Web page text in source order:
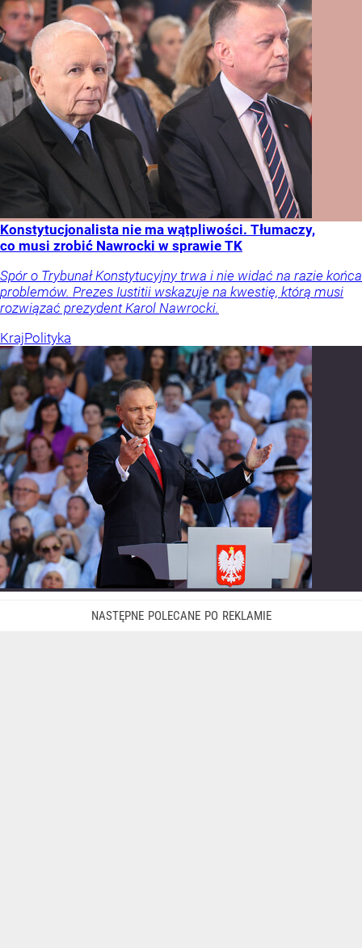
Konstytucjonalista nie ma wątpliwości. Tłumaczy,
co musi zrobić Nawrocki w sprawie TK
Spór o Trybunał Konstytucyjny trwa i nie widać na razie końca
problemów. Prezes Iustitii wskazuje na kwestię, którą musi
rozwiązać prezydent Karol Nawrocki.
KrajPolityka